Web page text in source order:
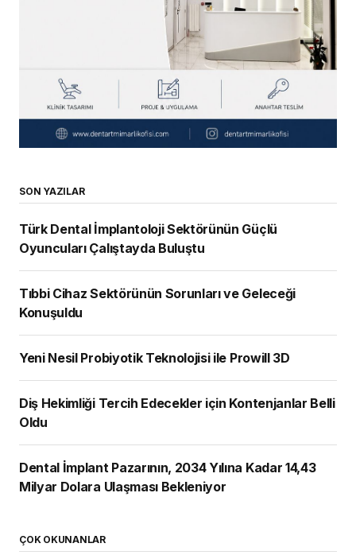
SON YAZILAR
Türk Dental İmplantoloji Sektörünün Güçlü
Oyuncuları Çalıştayda Buluştu
Tıbbi Cihaz Sektörünün Sorunları ve Geleceği
Konuşuldu
Yeni Nesil Probiyotik Teknolojisi ile Prowill 3D
Diş Hekimliği Tercih Edecekler için Kontenjanlar Belli
Oldu
Dental İmplant Pazarının, 2034 Yılına Kadar 14,43
Milyar Dolara Ulaşması Bekleniyor
ÇOK OKUNANLAR